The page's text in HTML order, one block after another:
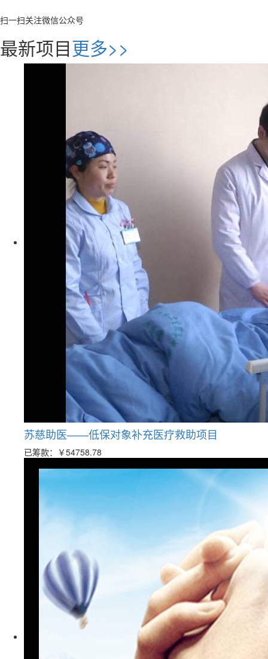
扫一扫关注微信公众号
最新项目更多>>
苏慈助医——低保对象补充医疗救助项目
已筹款： ￥54758.78